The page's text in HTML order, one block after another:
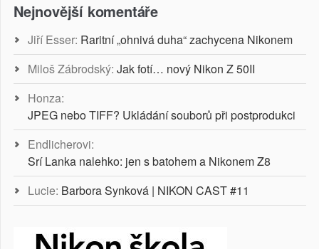
Nejnovější komentáře
Jiří Esser: Raritní „ohnivá duha“ zachycena Nikonem
Miloš Zábrodský: Jak fotí… nový Nikon Z 50II
Honza:
JPEG nebo TIFF? Ukládání souborů při postprodukci
Endlicherovi:
Srí Lanka nalehko: jen s batohem a Nikonem Z8
Lucie: Barbora Synková | NIKON CAST #11